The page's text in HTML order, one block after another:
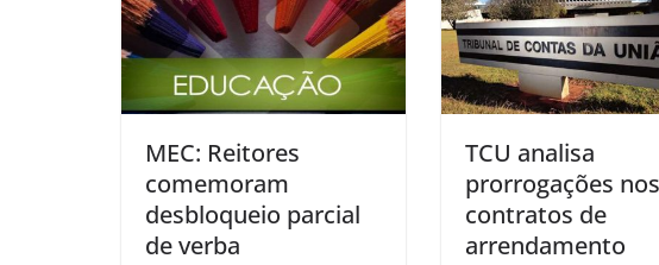
MEC: Reitores
comemoram
desbloqueio parcial
de verba
TCU analisa
prorrogações nos
contratos de
arrendamento